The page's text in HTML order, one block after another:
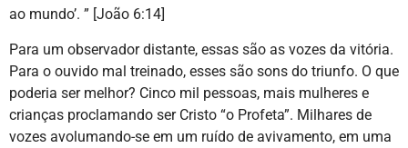
ao mundo’. ” [João 6:14]
Para um observador distante, essas são as vozes da vitória.
Para o ouvido mal treinado, esses são sons do triunfo. O que
poderia ser melhor? Cinco mil pessoas, mais mulheres e
crianças proclamando ser Cristo “o Profeta”. Milhares de
vozes avolumando-se em um ruído de avivamento, em uma